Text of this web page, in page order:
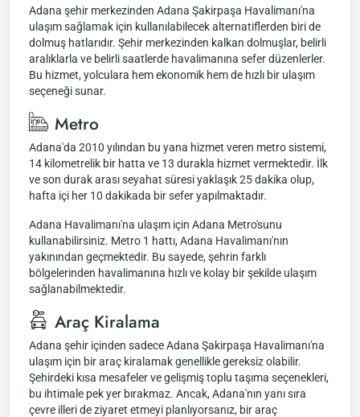
Adana şehir merkezinden Adana Şakirpaşa Havalimanı'na
ulaşım sağlamak için kullanılabilecek alternatiflerden biri de
dolmuş hatlarıdır. Şehir merkezinden kalkan dolmuşlar, belirli
aralıklarla ve belirli saatlerde havalimanına sefer düzenlerler.
Bu hizmet, yolculara hem ekonomik hem de hızlı bir ulaşım
seçeneği sunar.
Metro
Adana'da 2010 yılından bu yana hizmet veren metro sistemi,
14 kilometrelik bir hatta ve 13 durakla hizmet vermektedir. İlk
ve son durak arası seyahat süresi yaklaşık 25 dakika olup,
hafta içi her 10 dakikada bir sefer yapılmaktadır.
Adana Havalimanı'na ulaşım için Adana Metro'sunu
kullanabilirsiniz. Metro 1 hattı, Adana Havalimanı'nın
yakınından geçmektedir. Bu sayede, şehrin farklı
bölgelerinden havalimanına hızlı ve kolay bir şekilde ulaşım
sağlanabilmektedir.
Araç Kiralama
Adana şehir içinden sadece Adana Şakirpaşa Havalimanı'na
ulaşım için bir araç kiralamak genellikle gereksiz olabilir.
Şehirdeki kısa mesafeler ve gelişmiş toplu taşıma seçenekleri,
bu ihtimale pek yer bırakmaz. Ancak, Adana'nın yanı sıra
çevre illeri de ziyaret etmeyi planlıyorsanız, bir araç